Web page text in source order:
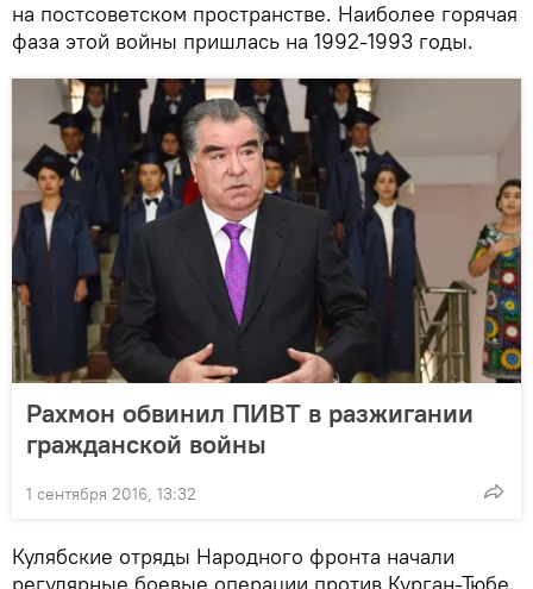
на постсоветском пространстве. Наиболее горячая
фаза этой войны пришлась на 1992-1993 годы.
Рахмон обвинил ПИВТ в разжигании
гражданской войны
1 сентября 2016, 13:32
Кулябские отряды Народного фронта начали